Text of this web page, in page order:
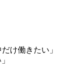
け働きたい」